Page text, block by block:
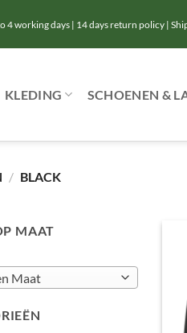
4 working days | 14 days return policy |
KLEDING SCHOENEN &
/ BLACK
MAAT
Maat